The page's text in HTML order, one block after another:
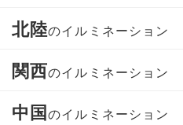
北陸のイルミネーション
関西のイルミネーション
中国のイルミネーション